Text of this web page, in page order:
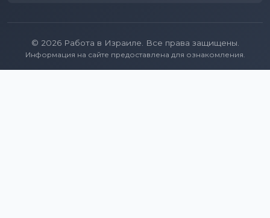
© 2026 Работа в Израиле. Все права защищены.
Информация на сайте предоставлена для ознакомления.